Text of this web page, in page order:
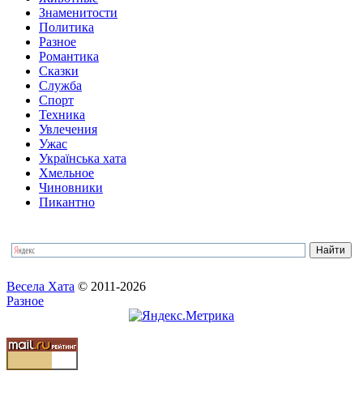
Знаменитости
Политика
Разное
Романтика
Сказки
Служба
Спорт
Техника
Увлечения
Ужас
Українська хата
Хмельное
Чиновники
Пикантно
Весела Хата © 2011-2026
Разное